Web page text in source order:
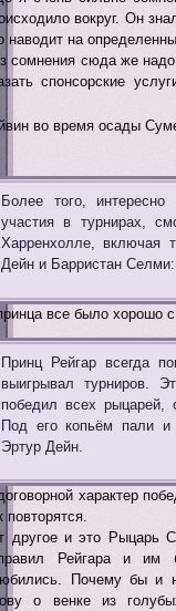
вокруг. Он
наводит на
сомнения сюда же надо
спонсорские
во время осады
Более того,
участия в турнирах,
Харренхолле, включая
Дейн и Барристан Селми:
все было хорошо
Принц Рейгар всегда
выигрывал турниров.
победил всех рыцарей,
Под его копьём пали
Эртур Дейн.
характер
повторятся.
другое и это Рыцарь
Рейгара и им
Почему бы и
о венке из